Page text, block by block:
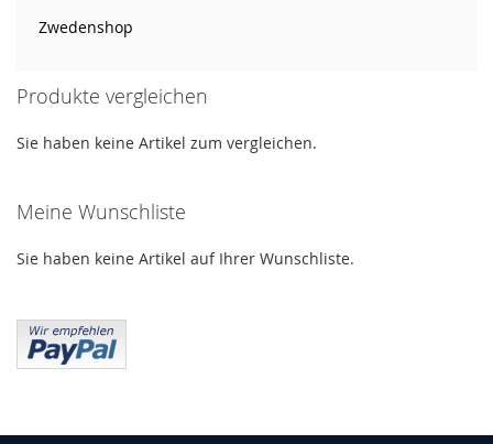
Zwedenshop
Produkte vergleichen
Sie haben keine Artikel zum vergleichen.
Meine Wunschliste
Sie haben keine Artikel auf Ihrer Wunschliste.